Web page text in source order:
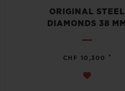
ORIGINAL STEEL
DIAMONDS 38 MM
CHF 10,300 •